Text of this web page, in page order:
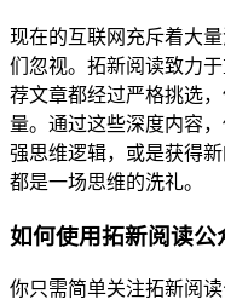
现在的互联网充斥着大
们忽视。拓新阅读致力
荐文章都经过严格挑选
量。通过这些深度内容
强思维逻辑，或是获得
都是一场思维的洗礼。
如何使用拓新阅读公
你只需简单关注拓新阅